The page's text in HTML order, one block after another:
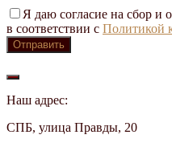
Я даю согласие на сбор и
в соответствии с Политикой
Наш адрес:
СПБ, улица Правды, 20